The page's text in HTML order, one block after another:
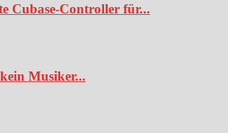
Cubase-Controller für...
Musiker...